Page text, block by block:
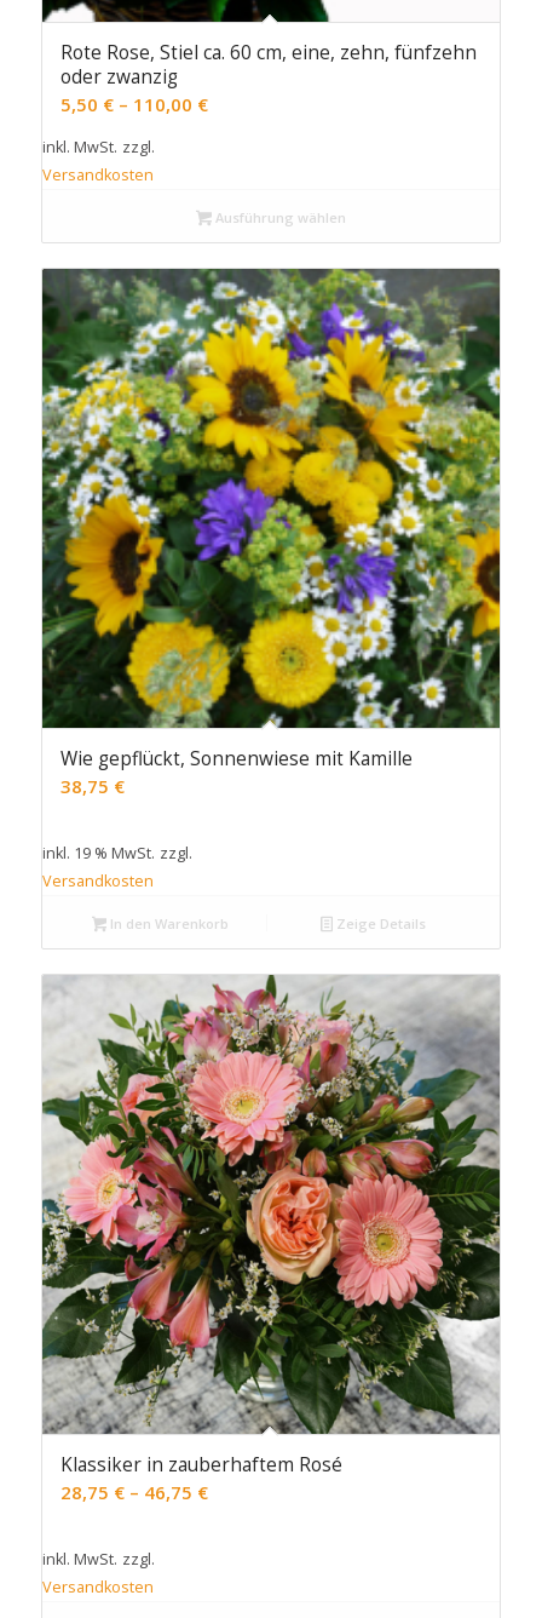
Rote Rose, Stiel ca. 60 cm, eine, zehn, fünfzehn
oder zwanzig
5,50 €– 110,00 €
inkl. MwSt. zzgl.
Versandkosten
Ausführung wählen
Wie gepflückt, Sonnenwiese mit Kamille
38,75 €
inkl. 19 % MwSt. zzgl.
Versandkosten
In den Warenkorb Zeige Details
Klassiker in zauberhaftem Rosé
28,75 €– 46,75 €
inkl. MwSt. zzgl.
Versandkosten